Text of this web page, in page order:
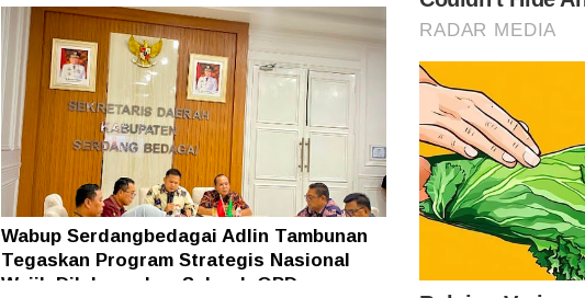
Wabup Serdangbedagai Adlin Tambunan
Tegaskan Program Strategis Nasional
Wajib Dilaksanakan Seluruh OPD